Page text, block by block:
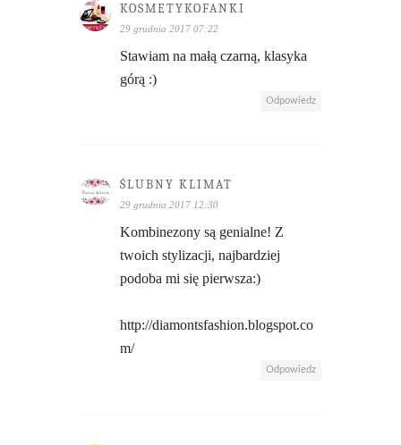
KOSMETYKOFANKI
29 grudnia 2017 07:22
Stawiam na małą czarną, klasyka
górą :)
Odpowiedz
ŚLUBNY KLIMAT
29 grudnia 2017 12:30
Kombinezony są genialne! Z
twoich stylizacji, najbardziej
podoba mi się pierwsza:)
http://diamontsfashion.blogspot.co
m/
Odpowiedz